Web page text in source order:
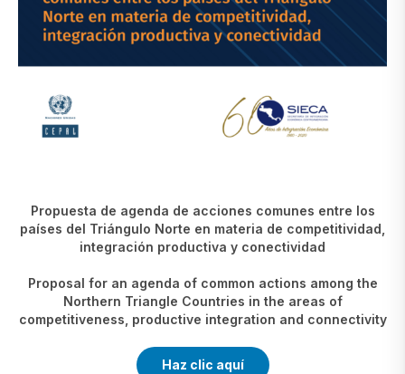
Propuesta de agenda de acciones comunes entre los
países del Triángulo Norte en materia de competitividad,
integración productiva y conectividad
Proposal for an agenda of common actions among the
Northern Triangle Countries in the areas of
competitiveness, productive integration and connectivity
Haz clic aquí